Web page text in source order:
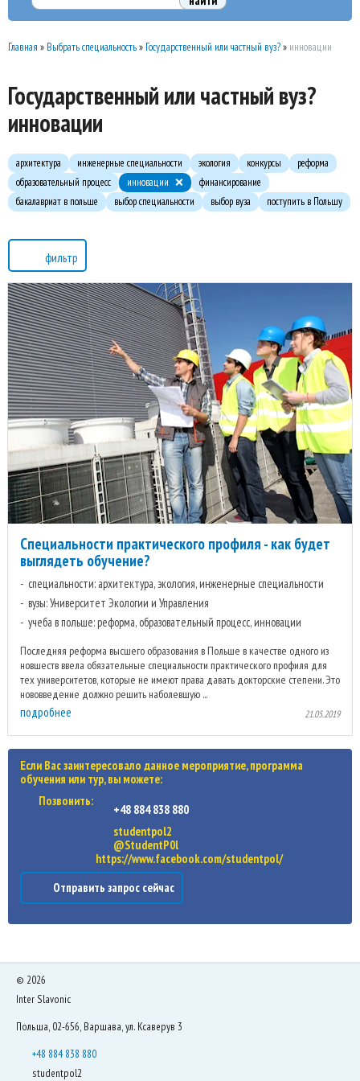
Главная » Выбрать специальность» Государственный или частный вуз?» инновации
Государственный или частный вуз?
инновации
архитектура инженерные специальности экология конкурсы
реформа
образовательный процесс
инновации
финансирование
бакалавриат в польше
выбор специальности выбор вуза поступить в Польшу
фильтр
Специальности практического профиля - как будет
выглядеть обучение?
специальности: архитектура, экология, инженерные специальности
вузы: Университет Экологии и Управления
учеба в польше: реформа, образовательный процесс, инновации
Последняя реформа высшего образования в Польше в качестве одного из
новшеств ввела обязательные специальности практического профиля для
тех университетов, которые не имеют права давать докторские степени. Это
нововведение должно решить наболевшую ...
подробнее 21.05.2019
Если Вас заинтересовало данное мероприятие, программа
обучения или тур, вы можете:
Позвонить:
+48 884 838 880
studentpol2
@StudentP0l
https://www.facebook.com/studentpol/
Отправить запрос сейчас
© 2026
Inter Slavonic
Польша, 02-656, Варшава, ул. Ксаверув 3
+48 884 838 880
studentpol2